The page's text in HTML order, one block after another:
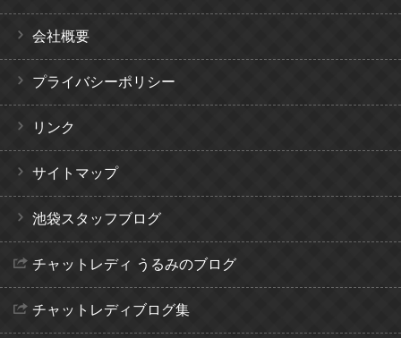
会社概要
プライバシーポリシー
リンク
サイトマップ
池袋スタッフブログ
チャットレディ うるみのブログ
チャットレディブログ集